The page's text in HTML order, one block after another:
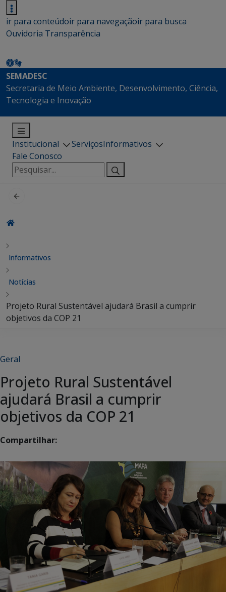
ir para conteúdoir para navegaçãoir para busca
Ouvidoria Transparência
SEMADESC
Secretaria de Meio Ambiente, Desenvolvimento, Ciência,
Tecnologia e Inovação
Institucional ServiçosInformativos
Fale Conosco
Pesquisar
por:
Informativos
Notícias
Projeto Rural Sustentável ajudará Brasil a cumprir
objetivos da COP 21
Geral
Projeto Rural Sustentável
ajudará Brasil a cumprir
objetivos da COP 21
Compartilhar: